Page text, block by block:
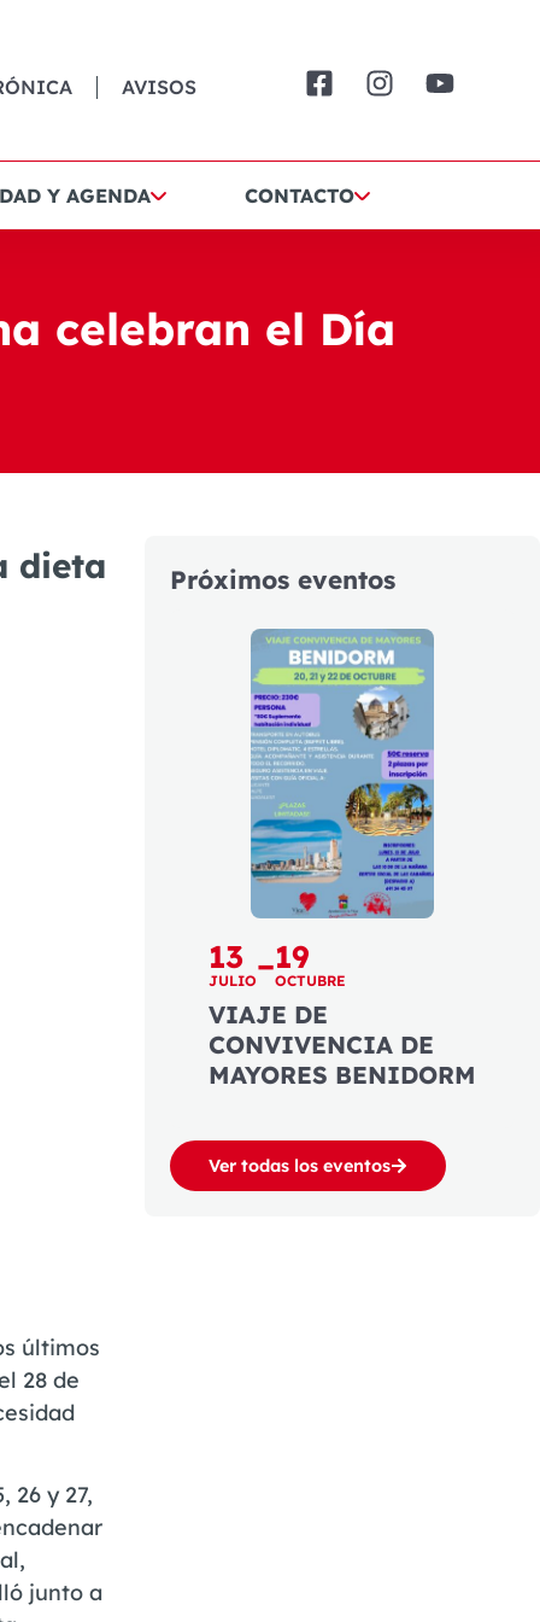
AVISOS
Y AGENDA CONTACTO
celebran el Día
dieta
últimos
28 de
26 y 27,
junto a
Próximos eventos
13
JULIO–19
OCTUBRE
VIAJE DE
CONVIVENCIA DE
MAYORES BENIDORM
Ver todas los eventos